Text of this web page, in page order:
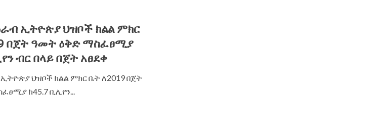
ኢትዮጵያ ህዝቦች ክልል ምክር
በጀት ዓመት ዕቅድ ማስፈፀሚያ
ብር በላይ በጀት አፀደቀ
ህዝቦች ክልል ምክር ቤት ለ2019 በጀት
ከ45.7 ቢሊየን...